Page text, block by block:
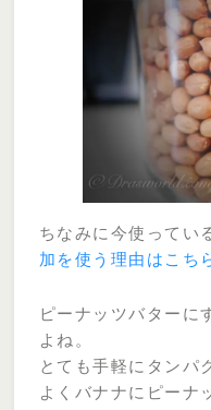
ちなみに今使ってい
加を使う理由はこち
ピーナッツバターに
よね。
とても手軽にタンパ
よくバナナにピーナ